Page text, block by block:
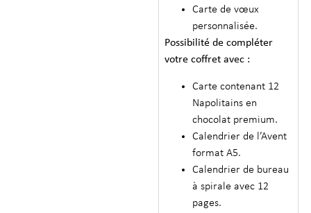
Carte de vœux
personnalisée.
Possibilité de compléter
votre coffret avec :
Carte contenant 12
Napolitains en
chocolat premium.
Calendrier de l’Avent
format A5.
Calendrier de bureau
à spirale avec 12
pages.